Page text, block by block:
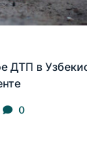
ДТП в
0